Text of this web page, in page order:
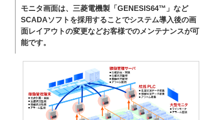
モニタ画面は、三菱電機製「GENESIS64™」など
SCADAソフトを採用することでシステム導入後の画
面レイアウトの変更などお客様でのメンテナンスが可
能です。